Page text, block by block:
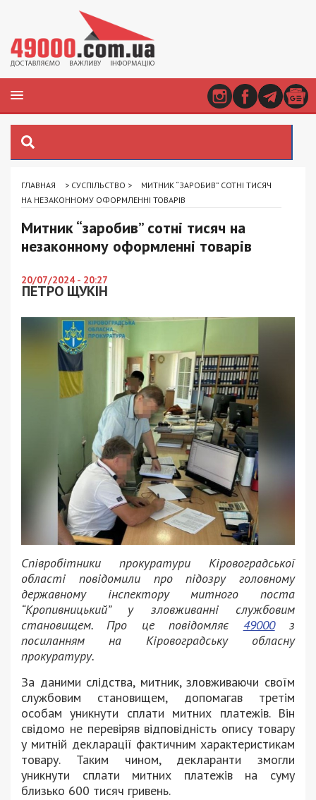
ГЛАВНАЯ > СУСПІЛЬСТВО >
МИТНИК “ЗАРОБИВ” СОТНІ ТИСЯЧ
НА НЕЗАКОННОМУ ОФОРМЛЕННІ ТОВАРІВ
Митник “заробив” сотні тисяч на
незаконному оформленні товарів
20/07/2024 - 20:27
ПЕТРО ЩУКІН
Співробітники прокуратури Кіровоградської
області повідомили про підозру головному
державному інспектору митного поста
“Кропивницький” у зловживанні службовим
становищем. Про це повідомляє 49000з
посиланням на Кіровоградську обласну
прокуратуру.
За даними слідства, митник, зловживаючи своїм
службовим становищем, допомагав третім
особам уникнути сплати митних платежів. Він
свідомо не перевіряв відповідність опису товару
у митній декларації фактичним характеристикам
товару. Таким чином, декларанти змогли
уникнути сплати митних платежів на суму
близько 600 тисяч гривень.